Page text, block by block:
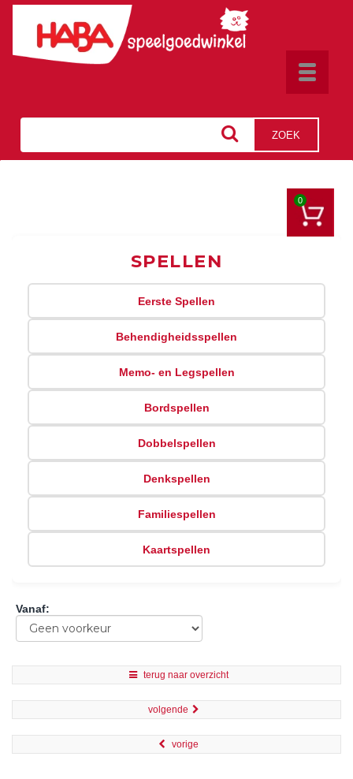
Toggle
ZOEK
0
SPELLEN
Eerste Spellen
Behendigheidsspellen
Memo- en Legspellen
Bordspellen
Dobbelspellen
Denkspellen
Familiespellen
Kaartspellen
Vanaf:
terug naar overzicht
volgende
vorige